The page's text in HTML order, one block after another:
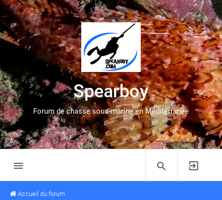
Spearboy
Forum de chasse sous-marine en Méditerranée
Accueil du forum